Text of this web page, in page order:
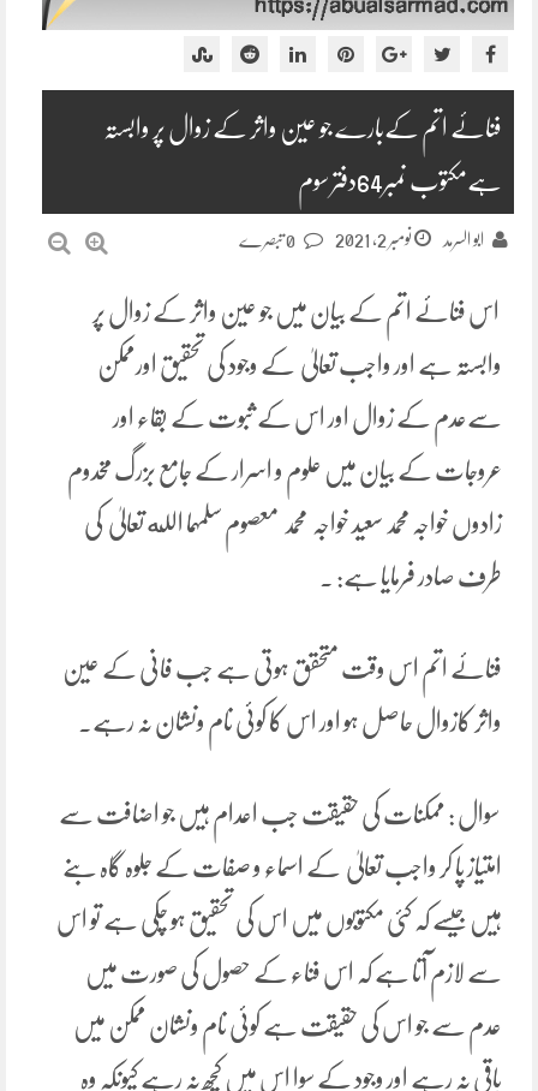
فنائے اتم کےبارے جو عین واثر کے زوال پر وابستہ
ہےمکتوب نمبر64دفتر سوم
ابو السرمد نومبر 2, 2021
اس فنائے اتم کے بیان میں جو عین واثر کے زوال پر
وابستہ ہے اور واجب تعالیٰ کے وجود کی تحقیق اورممکن
سےعدم کے زوال اور اس کے ثبوت کے بقاء اور
عروجات کے بیان میں علوم و اسرار کے جامع بزرگ مخدوم
زادوں خواجہ محمد سعید خواجہ محمد معصوم سلمہما الله تعالیٰ کی
طرف صادر فرمایا ہے: .
فنائے اتم اس وقت متحقق ہوتی ہے جب فانی کے عین
واثر کازوال حاصل ہو اور اس کا کوئی نام ونشان نہ رہے۔
سوال : ممکنات کی حقیقت جب اعدام ہیں جو اضافت سے
امتیاز پا کر واجب تعالیٰ کے اسماء و صفات کے جلوہ گاہ بنے
ہیں جیسے کہ کئی مکتوبوں میں اس کی تحقیق ہو چکی ہے تو اس
سے لازم آتا ہے کہ اس فناء کے حصول کی صورت میں
عدم سے جو اس کی حقیقت ہے کوئی نام ونشان ممکن میں
باقی نہ رہے اور وجود کے سوا اس میں کچھ نہ رہے کیونکہ وہ